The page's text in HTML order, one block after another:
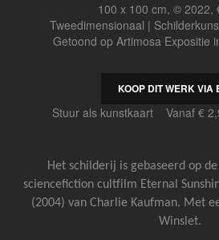
100 x 100 cm, © 2022,
Tweedimensionaal |
Getoond op Artimosa Expositie
KOOP DIT WERK VIA
Stuur als kunstkaart Vanaf €
Het schilderij is gebaseerd op
sciencefiction cultfilm Eternal
(2004) van Charlie Kaufman. Met
Winslet.